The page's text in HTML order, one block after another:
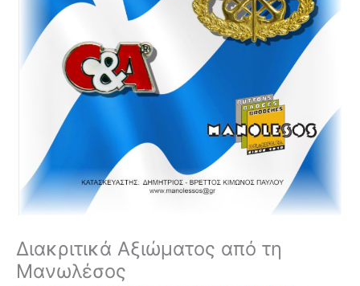
Διακριτικά Αξιώματος από τη
Μανωλέσος